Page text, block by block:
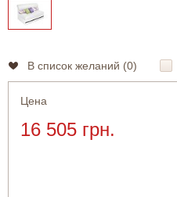
В список желаний (0)
Цена
16 505 грн.